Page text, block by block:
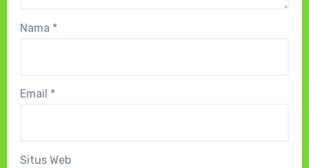
Nama *
Email *
Situs Web